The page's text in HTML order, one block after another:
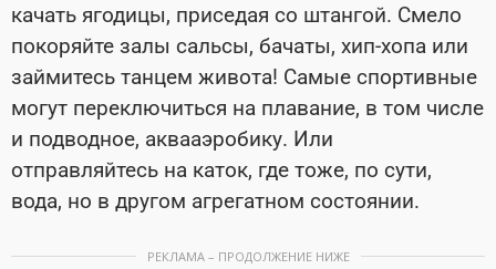
качать ягодицы, приседая со штангой. Смело
покоряйте залы сальсы, бачаты, хип-хопа или
займитесь танцем живота! Самые спортивные
могут переключиться на плавание, в том числе
и подводное, аквааэробику. Или
отправляйтесь на каток, где тоже, по сути,
вода, но в другом агрегатном состоянии.
РЕКЛАМА – ПРОДОЛЖЕНИЕ НИЖЕ